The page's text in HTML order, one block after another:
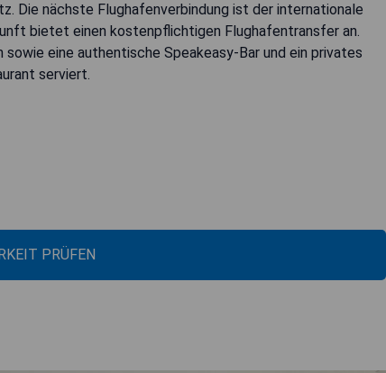
Die nächste Flughafenverbindung ist der internationale
bietet einen kostenpflichtigen Flughafentransfer an.
eine authentische Speakeasy-Bar und ein privates
serviert.
PRÜFEN